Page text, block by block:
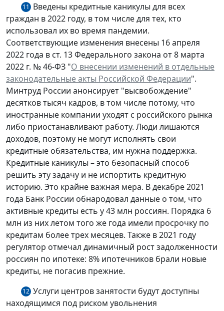
11 Введены кредитные каникулы для всех
граждан в 2022 году, в том числе для тех, кто
использовал их во время пандемии.
Соответствующие изменения внесены 16 апреля
2022 года в ст. 13 Федерального закона от 8 марта
2022 г. № 46-ФЗ "О внесении изменений в отдельные
законодательные акты Российской Федерации".
Минтруд России анонсирует "высвобождение"
десятков тысяч кадров, в том числе потому, что
иностранные компании уходят с российского рынка
либо приостанавливают работу. Люди лишаются
доходов, поэтому не могут исполнять свои
кредитные обязательства, им нужна поддержка.
Кредитные каникулы – это безопасный способ
решить эту задачу и не испортить кредитную
историю. Это крайне важная мера. В декабре 2021
года Банк России обнародовал данные о том, что
активные кредиты есть у 43 млн россиян. Порядка 6
млн из них летом того же года имели просрочку по
кредитам более трех месяцев. Также в 2021 году
регулятор отмечал динамичный рост задолженности
россиян по ипотеке: 8% ипотечников брали новые
кредиты, не погасив прежние.
12 Услуги центров занятости будут доступны
находящимся под риском увольнения